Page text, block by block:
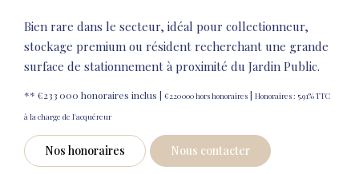
Bien rare dans le secteur, idéal pour collectionneur,
stockage premium ou résident recherchant une grande
surface de stationnement à proximité du Jardin Public.
** €233 000 honoraires inclus | €220 000hors honoraires | Honoraires : 5.91% TTC
à la charge de l'acquéreur
Nos honoraires Nous contacter